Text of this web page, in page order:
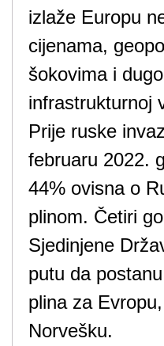
izlaže Europu
cijenama,
šokovima i
infrastrukturnoj
Prije ruske
februaru 2022.
44% ovisna o
plinom. Četiri
Sjedinjene
putu da
plina za
Norvešku.